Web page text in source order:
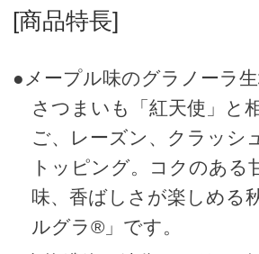
[商品特長]
●メープル味のグラノーラ
さつまいも「紅天使」と
ご、レーズン、クラッシ
トッピング。コクのある
味、香ばしさが楽しめる
ルグラ®」です。